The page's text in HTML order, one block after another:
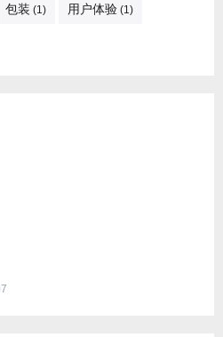
包装 (1) 用户体验 (1)